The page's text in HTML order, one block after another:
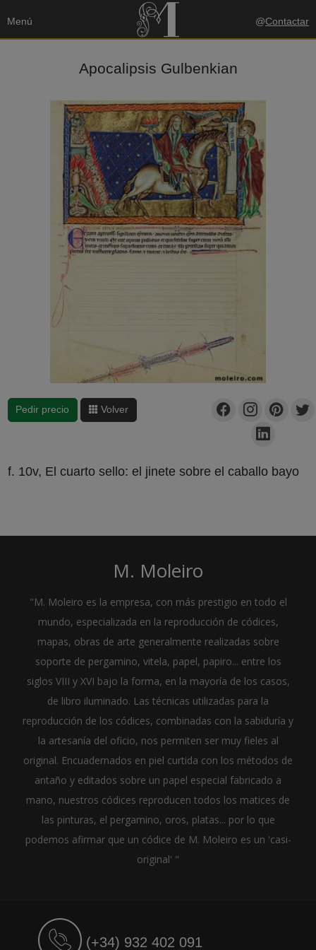
Menú @Contactar
Apocalipsis Gulbenkian
Pedir precio Volver
f. 10v, El cuarto sello: el jinete sobre el caballo bayo
M. Moleiro
"M. Moleiro es la empresa, con más prestigio en todo el
mundo, especializada en la reproducción de códices,
mapas, obras de arte generalmente realizadas sobre
soporte de pergamino, vitela, papel, papiro... entre los
siglos VIII y XVI bajo la forma, en la mayoría de los casos,
de libro iluminado. Las técnicas utilizadas para la
reproducción de los códices, combinadas con la sabiduría y
la artesanía del oficio, nos permiten ser muy fieles al
original. Encuadernados en piel curtida con los métodos de
antaño y editados sobre un papel especial fabricado a
mano, nuestros códices reproducen todos los matices de
las pinturas, el pergamino, oros, platas... por lo que
podemos afirmar que un códice de M. Moleiro es un 'casi-
original' "
(+34) 932 402 091